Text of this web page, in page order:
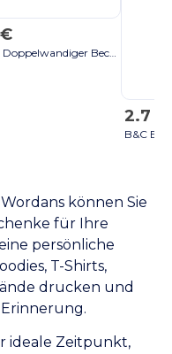
BRACE Doppelwandiger Becher 350ml - GiftRetail MO6276 schwarz
2.7 €
können Sie
für Ihre
persönliche
T-Shirts,
drucken und
ideale Zeitpunkt,